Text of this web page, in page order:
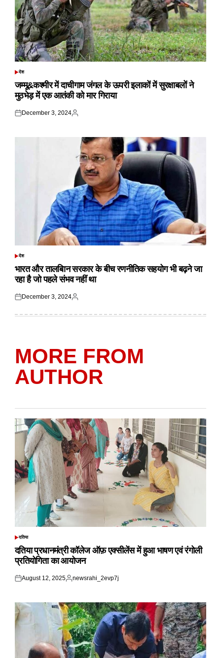
POSTED
देश
जम्मू&कश्मीर में दाचीगाम जंगल के ऊपरी इलाकों में सुरक्षाबलों ने
मुठभेड़ में एक आतंकी को मार गिराया
Posted
December 3, 2024
Posted
POSTED
देश
भारत और तालबिान सरकार के बीच रणनीतिक सहयोग भी बढ़ने जा
रहा है जो पहले संभव नहीं था
Posted
December 3, 2024
Posted
MORE FROM
AUTHOR
POSTED
दतिया
दतिया प्रधानमंत्री कॉलेज ऑफ़ एक्सीलेंस में हुआ भाषण एवं रंगोली
प्रतियोगिता का आयोजन
Posted
August 12, 2025
Posted
newsrahi_2evp7j